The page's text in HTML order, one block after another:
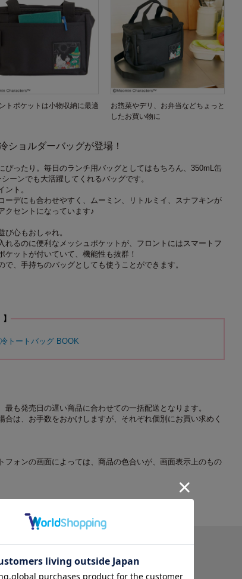
トポケットは小物収納に最適
お惣菜やデリ、お弁当などちょっと
したお買い物に
ショルダーバッグが登場！
ぴったり。毎日のランチ用バッグとしてはもちろん、350mL缶
ーンでも大活躍してくれるバッグです。
ト。
ーデにも合わせやすく、ムーミン、リトルミイ、スナフキンが
クセントになっています♪
心もおしゃれ。
れるのに便利なメッシュポケットが、フロントにはスマートフ
ットが付いていて、機能性も抜群！
、手持ちのバッグとしても使うことができます。
トートバッグ BOOK
も発売日の遅い商品に合わせての一括配送となります。
は、お手数をおかけしますが、それぞれ個別にお買い求めく
ォンの画面によっては、商品の色合いが、画面表示上のもの